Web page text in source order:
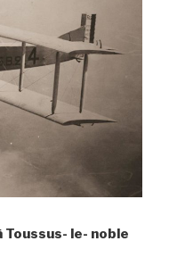
Toussus- le- noble